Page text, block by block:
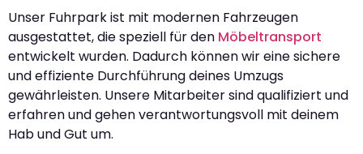
Unser Fuhrpark ist mit modernen Fahrzeugen
ausgestattet, die speziell für den Möbeltransport
entwickelt wurden. Dadurch können wir eine sichere
und effiziente Durchführung deines Umzugs
gewährleisten. Unsere Mitarbeiter sind qualifiziert und
erfahren und gehen verantwortungsvoll mit deinem
Hab und Gut um.